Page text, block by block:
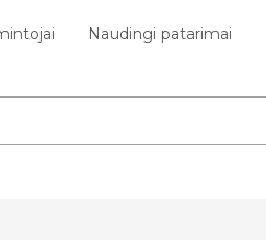
Naudingi patarimai